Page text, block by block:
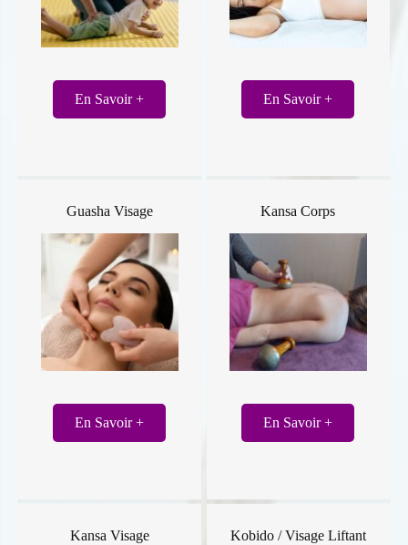
En Savoir + En Savoir +
Guasha Visage
En Savoir +
Kansa Corps
En Savoir +
Kansa Visage Kobido / Visage Liftant